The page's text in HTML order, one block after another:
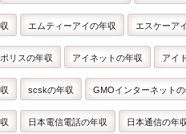
収 エムティーアイの年収 エスケーア
ポリスの年収 アイネットの年収 アイ
収 scskの年収 GMOインターネットの
収 日本電信電話の年収 日本通信の年